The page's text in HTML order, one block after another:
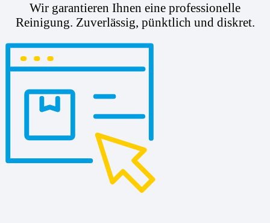
Wir garantieren Ihnen eine professionelle
Reinigung. Zuverlässig, pünktlich und diskret.